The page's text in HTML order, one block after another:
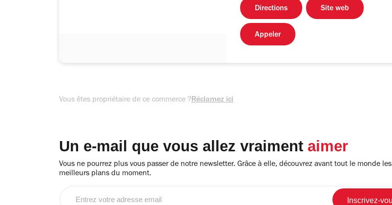
Directions Site web
Appeler
Vous êtes propriétaire de ce commerce ?Réclamez ici
Un e-mail que vous allez vraiment aimer
Vous ne pourrez plus vous passer de notre newsletter. Grâce à elle, découvrez avant tout le monde les
meilleurs plans du moment.